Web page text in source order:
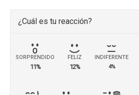
¿Cuál es tu reacción?
SORPRENDIDO
11%
FELIZ
12%
INDIFERENTE
4%